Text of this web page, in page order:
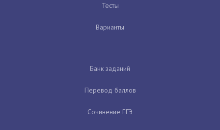
Тесты
Варианты
Банк заданий
Перевод баллов
Сочинение ЕГЭ